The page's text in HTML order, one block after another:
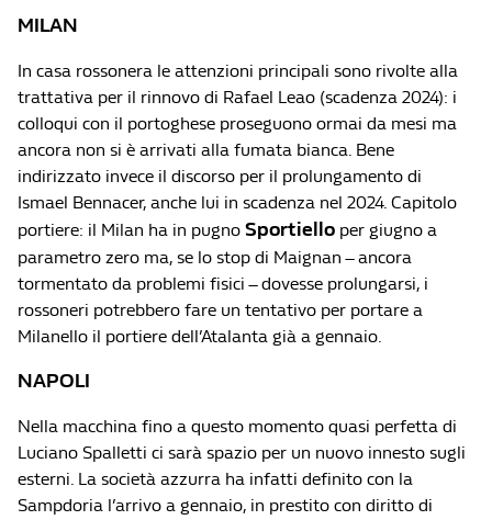
MILAN
In casa rossonera le attenzioni principali sono rivolte alla
trattativa per il rinnovo di Rafael Leao (scadenza 2024): i
colloqui con il portoghese proseguono ormai da mesi ma
ancora non si è arrivati alla fumata bianca. Bene
indirizzato invece il discorso per il prolungamento di
Ismael Bennacer, anche lui in scadenza nel 2024. Capitolo
portiere: il Milan ha in pugno Sportiello per giugno a
parametro zero ma, se lo stop di Maignan – ancora
tormentato da problemi fisici – dovesse prolungarsi, i
rossoneri potrebbero fare un tentativo per portare a
Milanello il portiere dell’Atalanta già a gennaio.
NAPOLI
Nella macchina fino a questo momento quasi perfetta di
Luciano Spalletti ci sarà spazio per un nuovo innesto sugli
esterni. La società azzurra ha infatti definito con la
Sampdoria l’arrivo a gennaio, in prestito con diritto di